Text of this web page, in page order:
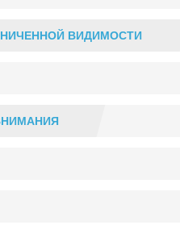
ВИДИМОСТИ